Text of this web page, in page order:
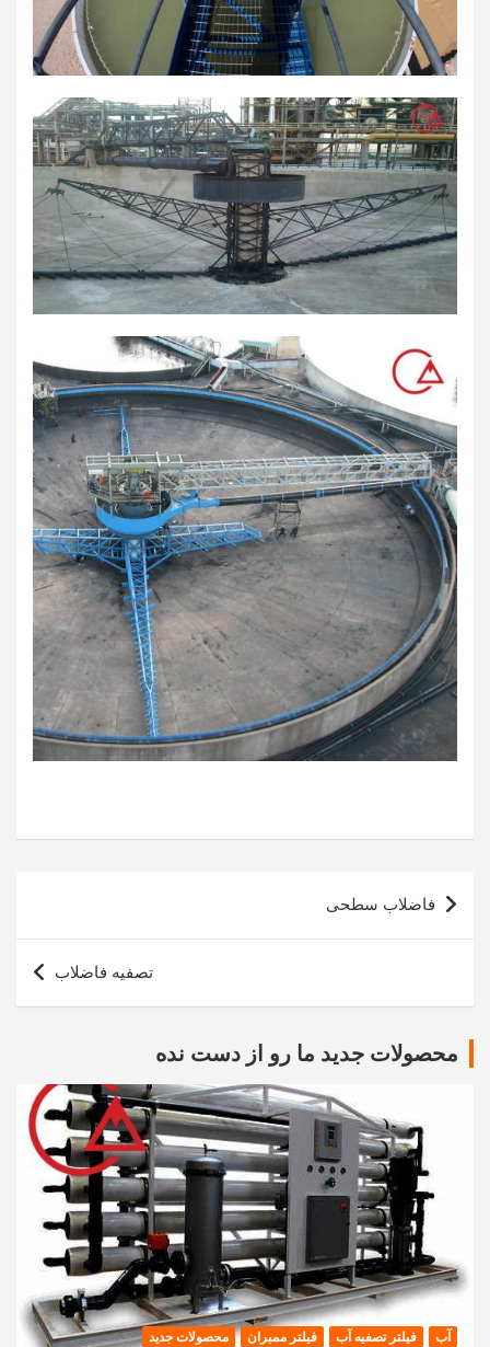
راهبری
نوشته
فاضلاب سطحی
تصفیه فاضلاب
محصولات جدید ما رو از دست نده
آب فیلتر تصفیه آب فیلتر ممبران محصولات جدید